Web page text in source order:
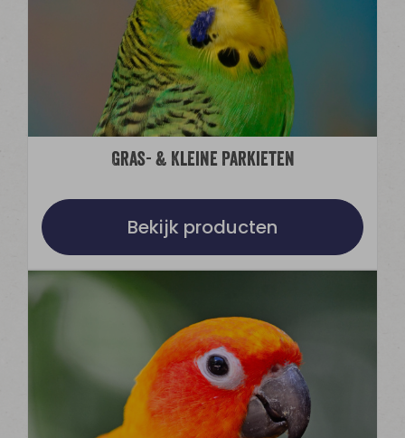
Gras- & Kleine Parkieten
Bekijk producten